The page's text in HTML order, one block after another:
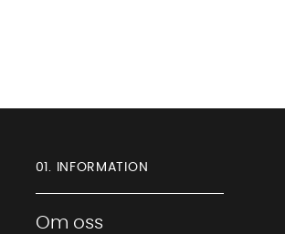
01. INFORMATION
Om oss